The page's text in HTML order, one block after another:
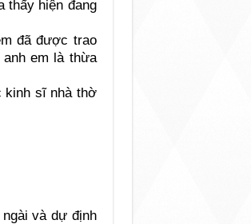
thấy hiện đang
đã được trao
em là thừa
kinh sĩ nhà thờ
và dự định